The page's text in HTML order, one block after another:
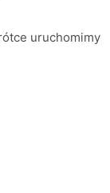
uruchomimy